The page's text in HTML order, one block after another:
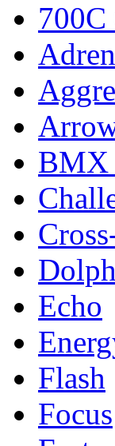
700C
BMX
Echo
Flash
Focus